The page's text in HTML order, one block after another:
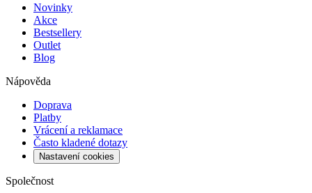
Novinky
Akce
Bestsellery
Outlet
Blog
Nápověda
Doprava
Platby
Vrácení a reklamace
Často kladené dotazy
Nastavení cookies
Společnost